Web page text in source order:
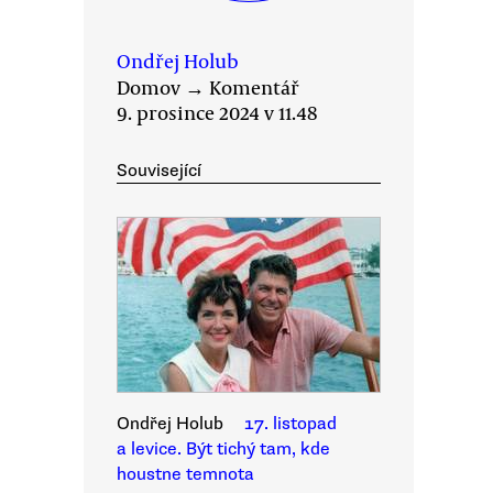
Ondřej Holub
Domov → Komentář
9. prosince 2024 v 11.48
Související
Ondřej Holub
17. listopad
a levice. Být tichý tam, kde
houstne temnota